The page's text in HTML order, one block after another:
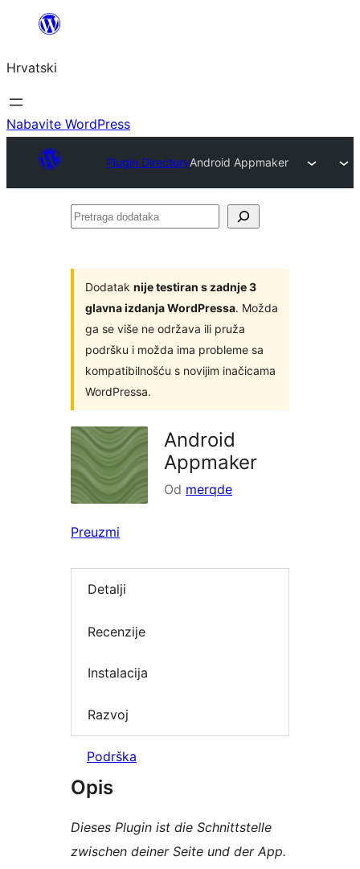
Skoči
sadržaja
Hrvatski
Nabavite WordPress
Plugin DirectoryAndroid Appmaker
Pretraga
Dodatak nije testiran s zadnje 3
glavna izdanja WordPressa. Možda
ga se više ne održava ili pruža
podršku i možda ima probleme sa
kompatibilnošću s novijim inačicama
WordPressa.
Android
Appmaker
Od merqde
Preuzmi
Detalji
Recenzije
Instalacija
Razvoj
Podrška
Opis
Dieses Plugin ist die Schnittstelle
zwischen deiner Seite und der App.